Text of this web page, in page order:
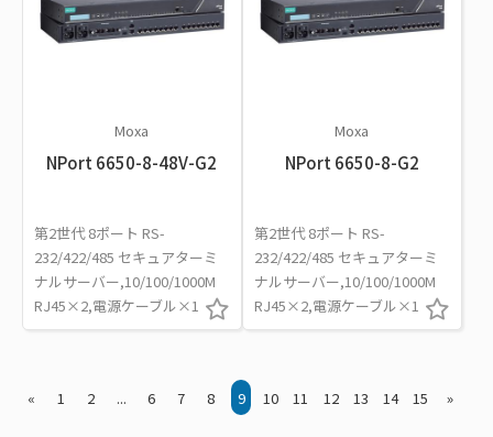
Moxa
NPort 6650-8-48V-G2
第2世代 8ポート RS-
232/422/485 セキュアターミ
ナルサーバー,10/100/1000M
RJ45×2,電源ケーブル×1
Moxa
NPort 6650-8-G2
第2世代 8ポート RS-
232/422/485 セキュアターミ
ナルサーバー,10/100/1000M
RJ45×2,電源ケーブル×1
« 1 2 ... 6 7 8 9 10 11 12 13 14 15 »